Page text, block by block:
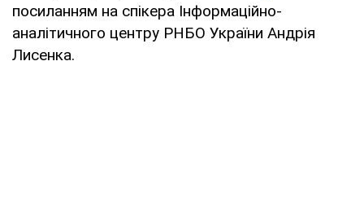
посиланням на спікера Інформаційно-
аналітичного центру РНБО України Андрія
Лисенка.